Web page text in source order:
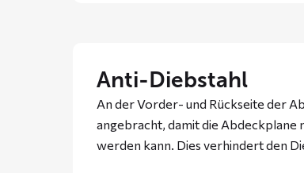
Anti-Diebstahl
An der Vorder- und Rückseite der
angebracht, damit die
werden kann. Dies verhindert den